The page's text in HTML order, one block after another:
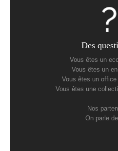
Des
Vous êtes un
Vous êtes un
Vous êtes un
Vous êtes une
Nos
On parle